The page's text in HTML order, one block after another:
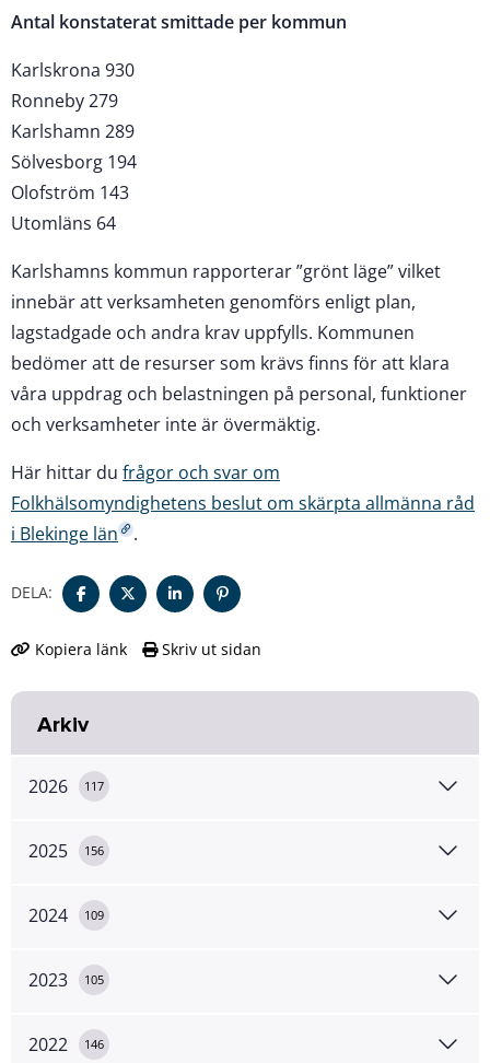
Antal konstaterat smittade per kommun
Karlskrona 930
Ronneby 279
Karlshamn 289
Sölvesborg 194
Olofström 143
Utomläns 64
Karlshamns kommun rapporterar ”grönt läge” vilket
innebär att verksamheten genomförs enligt plan,
lagstadgade och andra krav uppfylls. Kommunen
bedömer att de resurser som krävs finns för att klara
våra uppdrag och belastningen på personal, funktioner
och verksamheter inte är övermäktig.
Här hittar du frågor och svar om
Folkhälsomyndighetens beslut om skärpta allmänna råd
i Blekinge län
.
DELA:
Kopiera länk Skriv ut sidan
Arkiv
2026 117
2025 156
2024 109
2023 105
2022 146